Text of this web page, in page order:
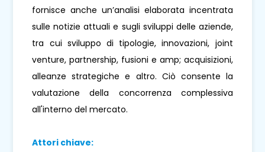
fornisce anche un’analisi elaborata incentrata
sulle notizie attuali e sugli sviluppi delle aziende,
tra cui sviluppo di tipologie, innovazioni, joint
venture, partnership, fusioni e amp; acquisizioni,
alleanze strategiche e altro. Ciò consente la
valutazione della concorrenza complessiva
all'interno del mercato.
Attori chiave: